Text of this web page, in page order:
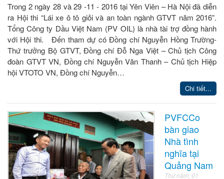
Trong 2 ngày 28 và 29 -11 - 2016 tại Yên Viên – Hà Nội đã diễn
ra Hội thi “Lái xe ô tô giỏi và an toàn ngành GTVT năm 2016”.
Tổng Công ty Dầu Việt Nam (PV OIL) là nhà tài trợ đồng hành
với Hội thi. Đến tham dự có Đồng chí Nguyễn Hồng Trường-
Thứ trưởng Bộ GTVT, Đồng chí Đỗ Nga Việt – Chủ tịch Công
đoàn GTVT VN, Đồng chí Nguyễn Văn Thanh – Chủ tịch Hiệp
hội VTOTO VN, Đồng chí Nguyễn…
Chi tiết...
PVFCCo
bàn giao
Nhà tình
nghĩa tại
Quảng Nam
Thứ năm, 01